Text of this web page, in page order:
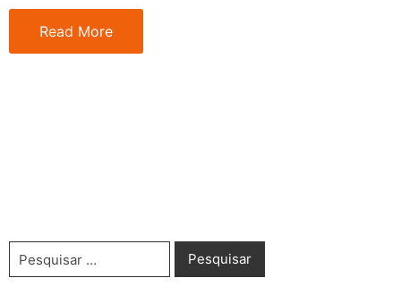
Read More